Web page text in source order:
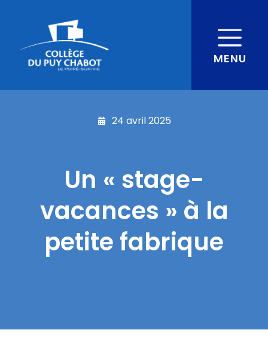
MENU
24 avril 2025
Un « stage-
vacances » à la
petite fabrique